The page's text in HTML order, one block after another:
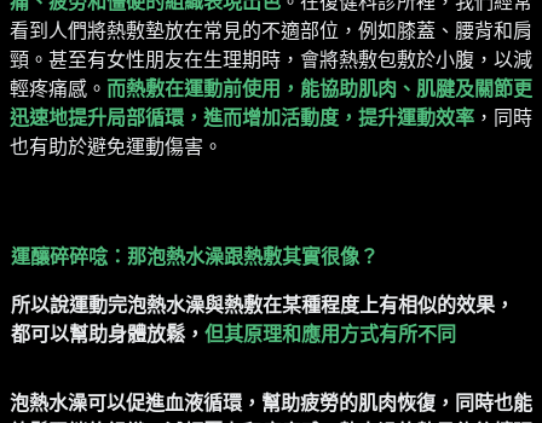
看到人們將熱敷墊放在常見的不適部位，例如膝蓋、腰背和肩
頸。甚至有女性朋友在生理期時，會將熱敷包敷於小腹，以減
輕疼痛感。 而熱敷在運動前使用，能協助肌肉、肌腱及關節更
迅速地提升局部循環，進而增加活動度，提升運動效率 ，同時
也有助於避免運動傷害。
運釀碎碎唸：那泡熱水澡跟熱敷其實很像？
所以說運動完泡熱水澡與熱敷在某種程度上有相似的效果，
都可以幫助身體放鬆， 但其原理和應用方式有所不同
泡熱水澡可以促進血液循環，幫助疲勞的肌肉恢復，同時也能